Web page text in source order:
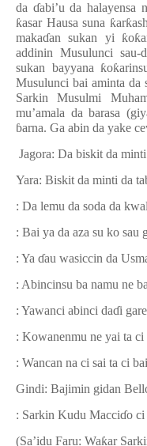
da ɗabi’u da halayensa
ƙasar Hausa suna ƙarƙ
makaɗan sukan yi ƙoƙ
addinin Musulunci sau-
sukan bayyana ƙoƙ
Musulunci bai aminta da
Sarkin Musulmi
mu’amala da barasa
ɓarna. Ga abin da yake
Jagora: Da biskit da
Yara: Biskit da minti da
: Da lemu da soda da
: Bai ya da aza su ko sau
: Ya ɗau wasiccin da
: Abincinsu ba namu ne
: Yawanci abinci daɗi
: Kowanenmu ne yai ta ci
: Wancan na ci sai ta ci
Gindi: Bajimin gidan
: Sarkin Kudu Macciɗo ci
(Sa’idu Faru: Waƙar